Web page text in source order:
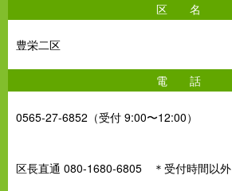
区 名
豊栄二区
電 話
0565-27-6852（受付 9:00〜12:00）
区長直通 080-1680-6805 ＊受付時間以外